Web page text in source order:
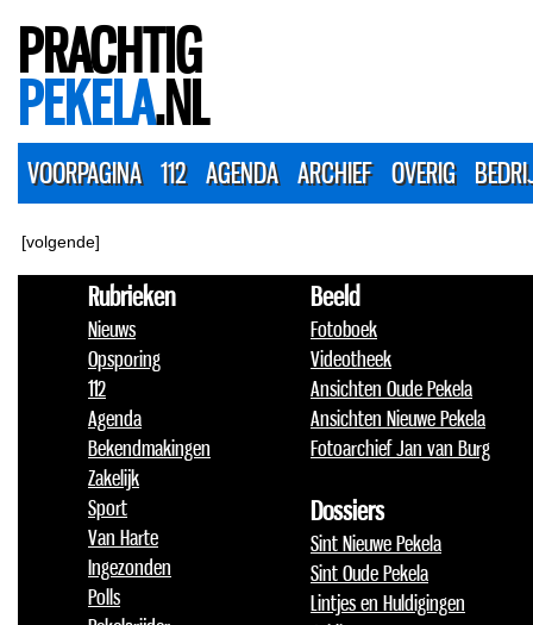
PRACHTIG
PEKELA.NL
VOORPAGINA 112 AGENDA ARCHIEF OVERIG
[volgende]
Rubrieken
Nieuws
Opsporing
112
Agenda
Bekendmakingen
Zakelijk
Sport
Van Harte
Ingezonden
Polls
Beeld
Fotoboek
Videotheek
Ansichten Oude Pekela
Ansichten Nieuwe Pekela
Fotoarchief Jan van Burg
Dossiers
Sint Nieuwe Pekela
Sint Oude Pekela
Lintjes en Huldigingen